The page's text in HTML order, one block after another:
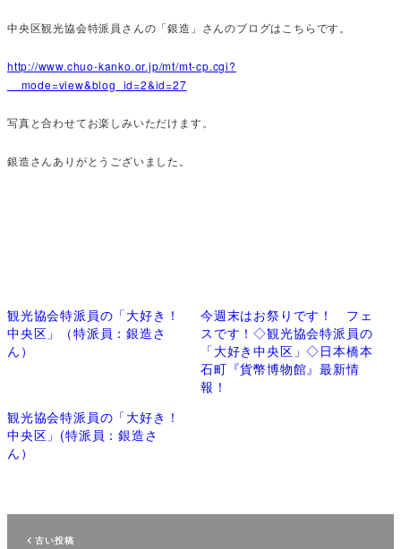
中央区観光協会特派員さんの「銀造」さんのブログはこちらです。
http://www.chuo-kanko.or.jp/mt/mt-cp.cgi?
__mode=view&blog_id=2&id=27
写真と合わせてお楽しみいただけます。
銀造さんありがとうございました。
観光協会特派員の「大好き！
中央区」（特派員：銀造さ
ん）
今週末はお祭りです！ フェ
スです！◇観光協会特派員の
「大好き中央区」◇日本橋本
石町『貨幣博物館』最新情
報！
観光協会特派員の「大好き！
中央区」(特派員：銀造さ
ん）
古い投稿